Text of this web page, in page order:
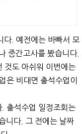
다. 예전에는 바빠서 모
중간고사를 봤습니다.
것도 아쉬워 이번에는
은 비대면 출석수업이
출석수업 일정조회는
니다. 그 전에는 날짜